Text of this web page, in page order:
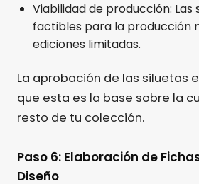
Viabilidad de producción: Las
factibles para la producción
ediciones limitadas.
La aprobación de las siluetas
que esta es la base sobre la
resto de tu colección.
Paso 6: Elaboración de
Diseño